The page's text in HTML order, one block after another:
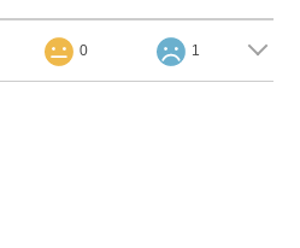
0 1